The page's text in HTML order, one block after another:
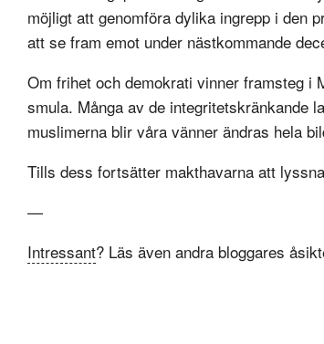
möjligt att genomföra dylika ingrepp i den
att se fram emot under nästkommande
Om frihet och demokrati vinner framsteg i
smula. Många av de integritetskränkande
muslimerna blir våra vänner ändras hela
Tills dess fortsätter makthavarna att
—
Intressant? Läs även andra bloggares